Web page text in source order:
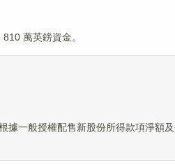
萬英鎊資金。
一般授權配售新股份所得款項淨額及